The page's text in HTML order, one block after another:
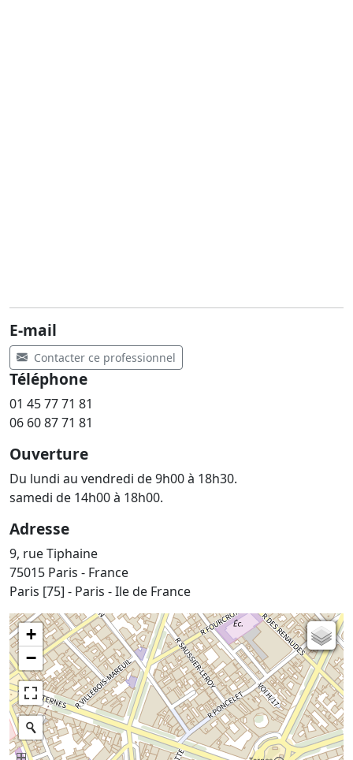
E-mail
Contacter ce professionnel
Téléphone
01 45 77 71 81
06 60 87 71 81
Ouverture
Du lundi au vendredi de 9h00 à 18h30.
samedi de 14h00 à 18h00.
Adresse
9, rue Tiphaine
75015 Paris - France
Paris [75] - Paris - Ile de France
+
−
Carte de l'état-major (1820-1866)
Parcellaire cadastral
Plan IGN
Photographies aériennes